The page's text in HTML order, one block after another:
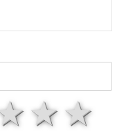
4
3
hvězdy